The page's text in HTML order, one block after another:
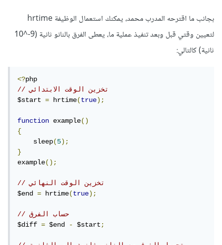
بجانب ما اقترحه المدرب محمد، يمكنك استعمال الوظيفة hrtime
لتعيين وقتي قبل وبعد تنفيذ عملية ما، يعطى الفرق بالنانو ثانية (9-^10
ثانية) كالتالي:
<?
// تخزين الوقت الابتدائي
$start = hrtime(true);
function example()
{
    sleep
(5);
}
example();
// تخزين الوقت النهائي
$end = hrtime(true);
// حساب الفرق
$diff = $end - $start;